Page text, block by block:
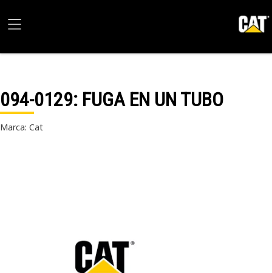
094-0129: FUGA EN UN TUBO
Marca: Cat